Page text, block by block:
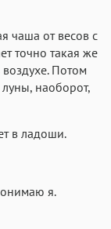
чаша от весов с
точно такая же
Потом
наоборот,
в ладоши.
я.